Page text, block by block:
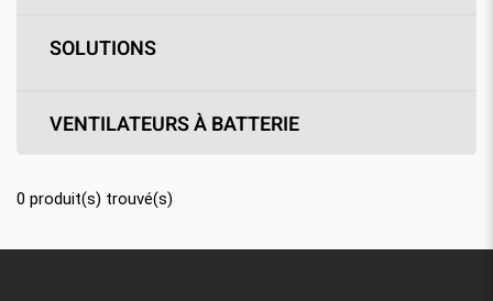
SOLUTIONS
VENTILATEURS À BATTERIE
0 produit(s) trouvé(s)